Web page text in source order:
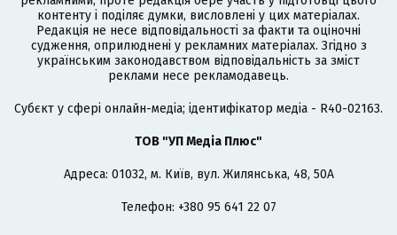
контенту і поділяє думки, висловлені у цих матеріалах.
Редакція не несе відповідальності за факти та оціночні
судження, оприлюднені у рекламних матеріалах. Згідно з
українським законодавством відповідальність за зміст
реклами несе рекламодавець.
Cубєкт у сфері онлайн-медіа; ідентифікатор медіа - R40-02163.
ТОВ "УП Медіа Плюс"
Адреса: 01032, м. Київ, вул. Жилянська, 48, 50А
Телефон: +380 95 641 22 07